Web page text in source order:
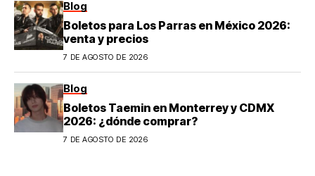
Blog
Boletos para Los Parras en México 2026:
venta y precios
7 DE AGOSTO DE 2026
Blog
Boletos Taemin en Monterrey y CDMX
2026: ¿dónde comprar?
7 DE AGOSTO DE 2026